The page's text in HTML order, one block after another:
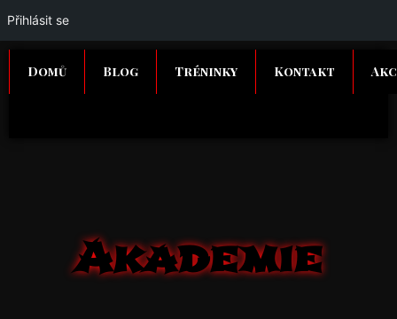
Přihlásit se
Domů Blog Tréninky Kontakt
Akademie